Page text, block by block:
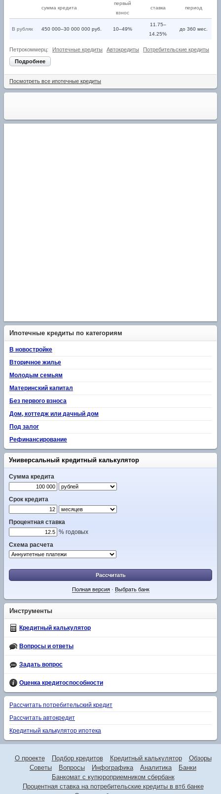
сумма кредита
первый
взнос
ставка период
В рублях 450 000–30 000 000 руб. 10–49%
11.75–
14.25%
до 360 мес.
Петрокоммерц: Ипотечные кредиты Автокредиты
Потребительские кредиты
Подробнее
Посмотреть все ипотечные кредиты
Ипотечные кредиты по категориям
В новостройке
Вторичное жилье
Молодым семьям
Материнский капитал
Без первого взноса
Дом, коттедж или дачный дом
Под залог
Рефинансирование
Универсальный кредитный калькулятор
Сумма кредита
Срок кредита
Процентная ставка
% годовых
Схема расчета
Рассчитать
Полная версия· Выбрать банк
Инструменты
Кредитный калькулятор
Вопросы и ответы
Задать вопрос
Оценка кредитоспособности
Рассчитать потребительский кредит
Рассчитать автокредит
Кредитный калькулятор ипотека
О проекте Подбор кредитов Кредитный калькулятор
Обзоры
Советы
Вопросы Инфографика Аналитика
Банки
Банкомат с купюроприемником сбербанк
Процентная ставка на потребительские кредиты в втб банке